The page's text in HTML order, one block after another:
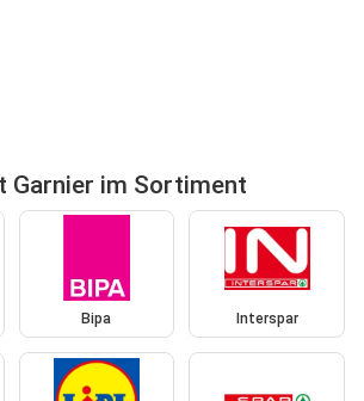
Garnier im Sortiment
Bipa Interspar